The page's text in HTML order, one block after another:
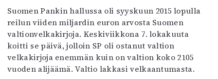
Suomen Pankin hallussa oli syyskuun 2015 lopulla
reilun viiden miljardin euron arvosta Suomen
valtionvelkakirjoja. Keskiviikkona 7. lokakuuta
koitti se päivä, jolloin SP oli ostanut valtion
velkakirjoja enemmän kuin on valtion koko 2105
vuoden alijäämä. Valtio lakkasi velkaantumasta.